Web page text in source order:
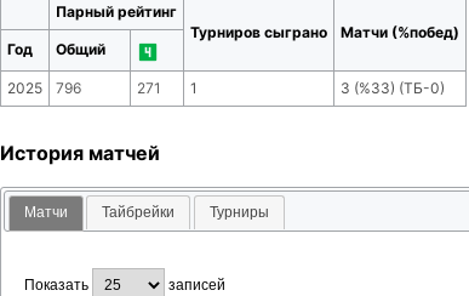
Парный рейтинг
Турниров сыграно
Матчи (%побед)
Год
Общий
2025 796 271 1 3 (%33) (ТБ-0)
История матчей
Матчи Тайбрейки Турниры
Показать записей